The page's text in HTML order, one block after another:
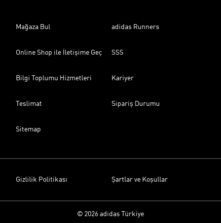
Mağaza Bul adidas Runners
Online Shop ile İletişime Geç SSS
Bilgi Toplumu Hizmetleri Kariyer
Teslimat Sipariş Durumu
Sitemap
Gizlilik Politikası Şartlar ve Koşullar
© 2026 adidas Türkiye